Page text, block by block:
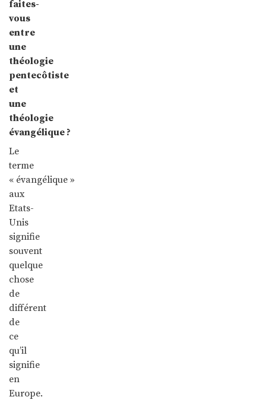
faites-
vous
entre
une
théologie
pentecôtiste
et
une
théologie
évangélique ?
Le
terme
« évangélique »
aux
Etats-
Unis
signifie
souvent
quelque
chose
de
différent
de
ce
qu’il
signifie
en
Europe.